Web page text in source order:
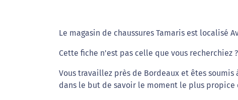
Le magasin de chaussures Tamaris est localisé
Cette fiche n'est pas celle que vous recherchiez
Vous travaillez près de Bordeaux et êtes
dans le but de savoir le moment le plus propice